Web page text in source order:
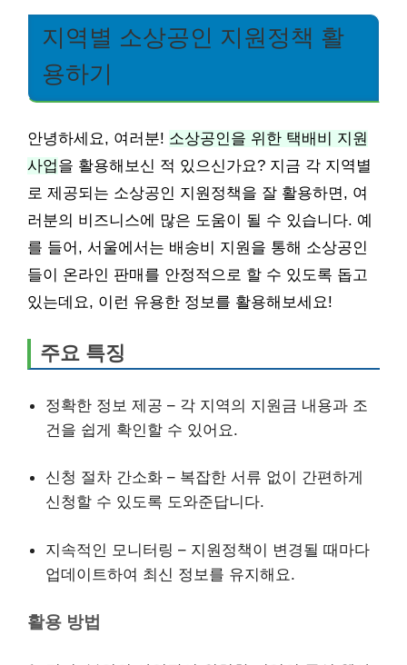
지역별 소상공인 지원정책 활
용하기
안녕하세요, 여러분! 소상공인을 위한 택배비 지원
사업을 활용해보신 적 있으신가요? 지금 각 지역별
로 제공되는 소상공인 지원정책을 잘 활용하면, 여
러분의 비즈니스에 많은 도움이 될 수 있습니다. 예
를 들어, 서울에서는 배송비 지원을 통해 소상공인
들이 온라인 판매를 안정적으로 할 수 있도록 돕고
있는데요, 이런 유용한 정보를 활용해보세요!
주요 특징
정확한 정보 제공 – 각 지역의 지원금 내용과 조
건을 쉽게 확인할 수 있어요.
신청 절차 간소화 – 복잡한 서류 없이 간편하게
신청할 수 있도록 도와준답니다.
지속적인 모니터링 – 지원정책이 변경될 때마다
업데이트하여 최신 정보를 유지해요.
활용 방법